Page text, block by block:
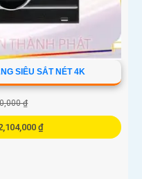
SIÊU SẮT NÉT 4K
₫
₫